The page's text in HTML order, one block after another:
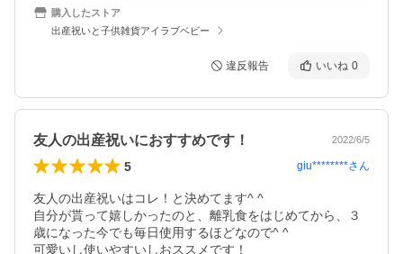
購入したストア
出産祝いと子供雑貨アイラブベビー
違反報告 いいね 0
友人の出産祝いにおすすめです！ 2022/6/5
5 giu********さん
友人の出産祝いはコレ！と決めてます^ ^
自分が貰って嬉しかったのと、離乳食をはじめてから、３
歳になった今でも毎日使用するほどなので^ ^
可愛いし使いやすいしおススメです！